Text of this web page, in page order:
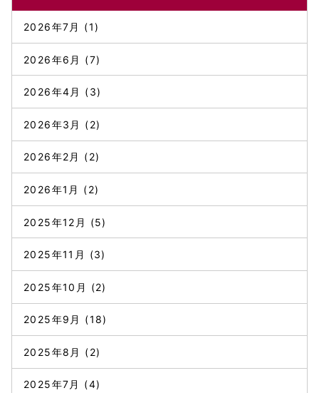
2026年7月 (1)
2026年6月 (7)
2026年4月 (3)
2026年3月 (2)
2026年2月 (2)
2026年1月 (2)
2025年12月 (5)
2025年11月 (3)
2025年10月 (2)
2025年9月 (18)
2025年8月 (2)
2025年7月 (4)